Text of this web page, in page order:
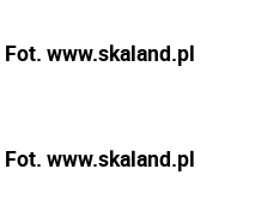
www.skaland.pl
www.skaland.pl